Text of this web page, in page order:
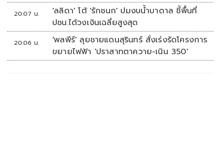
20:07 น.
'ลลิดา' โต้ 'รักชนก' ปมงบน้ำบาดาล ชี้พื้นที่
ปชน.ได้วงเงินเฉลี่ยสูงสุด
20:06 น.
'พลพีร์' ลุยชายแดนสุรินทร์ สั่งเร่งรัดโครงการ
ขยายไฟฟ้า 'ปราสาทตาควาย-เนิน 350'